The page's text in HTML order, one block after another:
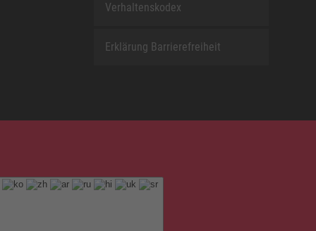
Verhaltenskodex
Erklärung Barrierefreiheit